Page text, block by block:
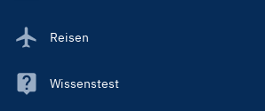
Reisen
Wissenstest